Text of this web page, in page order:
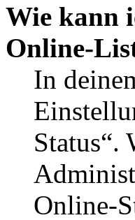
Wie kann
Online-
In
Status“.
Online-